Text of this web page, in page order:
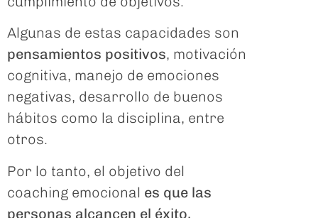
Algunas de estas capacidades son
pensamientos positivos, motivación
cognitiva, manejo de emociones
negativas, desarrollo de buenos
hábitos como la disciplina, entre
otros.
Por lo tanto, el objetivo del
coaching emocional es que las
personas alcancen el éxito,